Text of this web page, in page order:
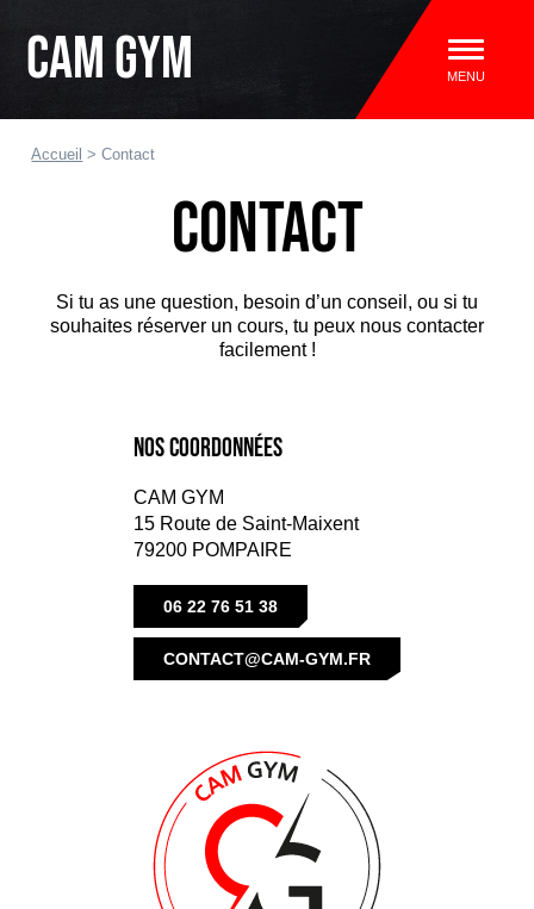
CAM GYM MENU
Accueil > Contact
Contact
Si tu as une question, besoin d’un conseil, ou si tu
souhaites réserver un cours, tu peux nous contacter
facilement !
Nos coordonnées
CAM GYM
15 Route de Saint-Maixent
79200 POMPAIRE
06 22 76 51 38
CONTACT@CAM-GYM.FR